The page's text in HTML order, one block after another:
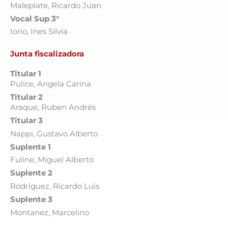
Maleplate, Ricardo Juan
Vocal Sup 3°
Iorio, Ines Silvia
Junta fiscalizadora
Titular 1
Pulice, Angela Carina
Titular 2
Araque, Ruben Andrés
Titular 3
Nappi, Gustavo Alberto
Suplente 1
Fuline, Miguel Alberto
Suplente 2
Rodriguez, Ricardo Luis
Suplente 3
Montanez, Marcelino